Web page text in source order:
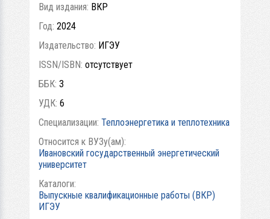
Вид издания: ВКР
Год: 2024
Издательство: ИГЭУ
ISSN/ISBN: отсутствует
ББК: 3
УДК: 6
Специализации: Теплоэнергетика и теплотехника
Относится к ВУЗу(ам):
Ивановский государственный энергетический
университет
Каталоги:
Выпускные квалификационные работы (ВКР)
ИГЭУ